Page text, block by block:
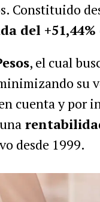
Constituido
del
, el cual
su
cuenta y por
desde 1999.